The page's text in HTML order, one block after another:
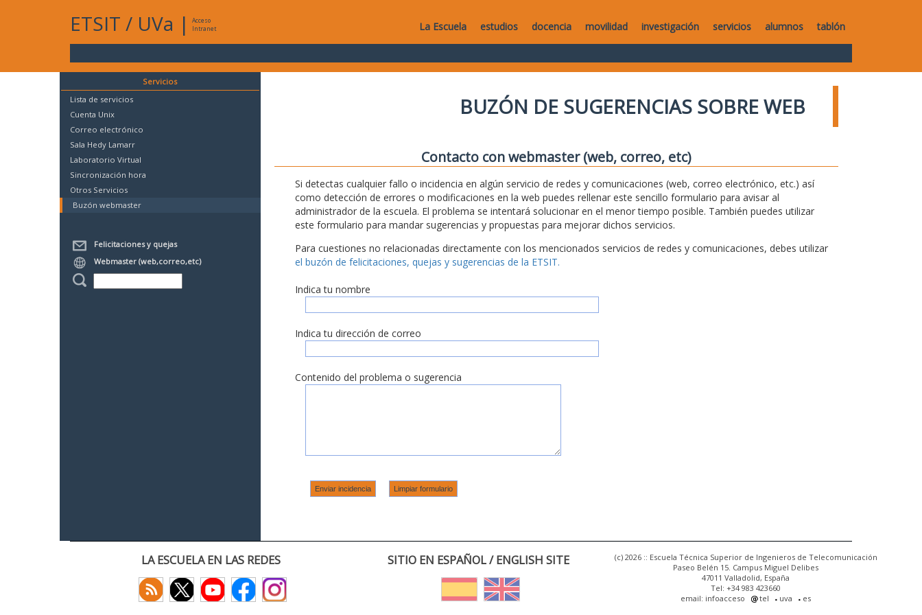
ETSIT / UVa |
Acceso
Intranet
La Escuela estudios docencia movilidad investigación servicios alumnos tablón
Servicios
Lista de servicios
Cuenta Unix
Correo electrónico
Sala Hedy Lamarr
Laboratorio Virtual
Sincronización hora
Otros Servicios
Buzón webmaster
Felicitaciones y quejas
Webmaster (web,correo,etc)
BUZÓN DE SUGERENCIAS SOBRE WEB
Contacto con webmaster (web, correo, etc)
Si detectas cualquier fallo o incidencia en algún servicio de redes y comunicaciones (web, correo electrónico, etc.) así
como detección de errores o modificaciones en la web puedes rellenar este sencillo formulario para avisar al
administrador de la escuela. El problema se intentará solucionar en el menor tiempo posible. También puedes utilizar
este formulario para mandar sugerencias y propuestas para mejorar dichos servicios.
Para cuestiones no relacionadas directamente con los mencionados servicios de redes y comunicaciones, debes utilizar
el buzón de felicitaciones, quejas y sugerencias de la ETSIT.
Indica tu nombre
Indica tu dirección de correo
Contenido del problema o sugerencia
LA ESCUELA EN LAS REDES SITIO EN ESPAÑOL / ENGLISH SITE
(c) 2026 :: Escuela Técnica Superior de Ingenieros de Telecomunicación
Paseo Belén 15. Campus Miguel Delibes
47011 Valladolid, España
Tel: +34 983 423660
email: infoacceso
tel uva es